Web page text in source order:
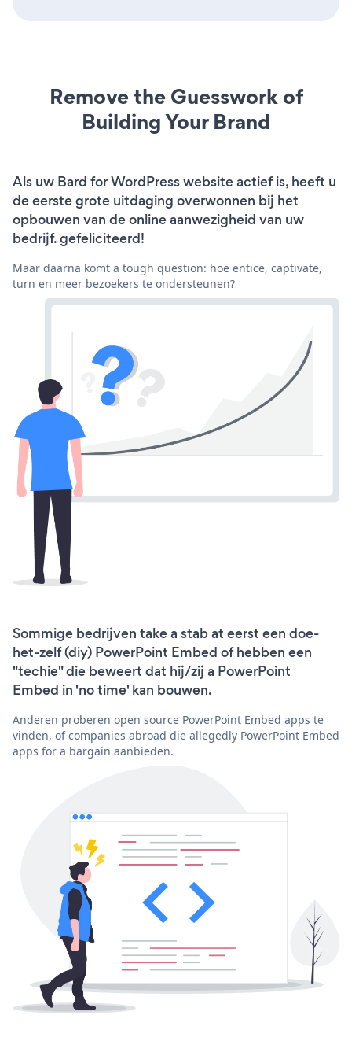
Remove the Guesswork of
Building Your Brand
Als uw Bard for WordPress website actief is, heeft u
de eerste grote uitdaging overwonnen bij het
opbouwen van de online aanwezigheid van uw
bedrijf. gefeliciteerd!
Maar daarna komt a tough question: hoe entice, captivate,
turn en meer bezoekers te ondersteunen?
Sommige bedrijven take a stab at eerst een doe-
het-zelf (diy) PowerPoint Embed of hebben een
"techie" die beweert dat hij/zij a PowerPoint
Embed in 'no time' kan bouwen.
Anderen proberen open source PowerPoint Embed apps te
vinden, of companies abroad die allegedly PowerPoint Embed
apps for a bargain aanbieden.